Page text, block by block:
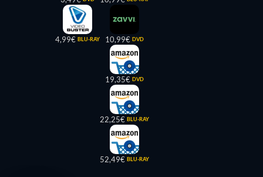
4,99€ BLU-RAY 10,99€ DVD
19,35€ DVD
22,25€ BLU-RAY
52,49€ BLU-RAY